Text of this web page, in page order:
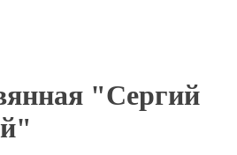
"Сергий